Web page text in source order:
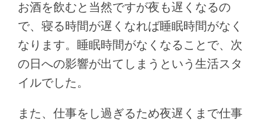
お酒を飲むと当然ですが夜も遅くなるの
で、寝る時間が遅くなれば睡眠時間がなく
なります。睡眠時間がなくなることで、次
の日への影響が出てしまうという生活スタ
イルでした。
また、仕事をし過ぎるため夜遅くまで仕事